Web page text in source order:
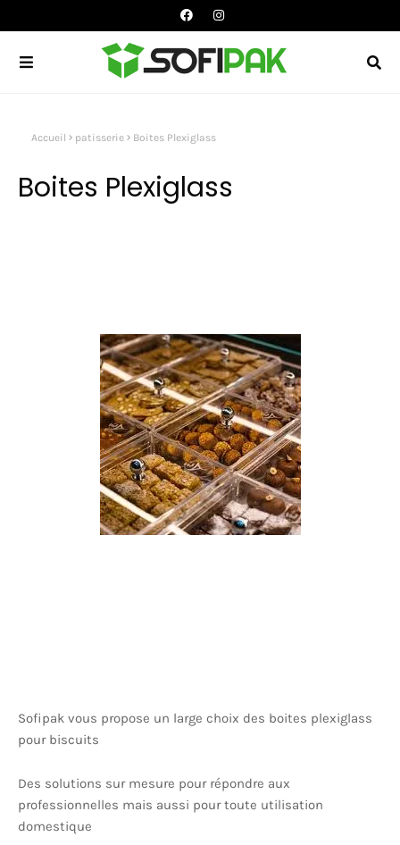
Accueil patisserie Boites Plexiglass
Boites Plexiglass
Sofipak vous propose un large choix des boites plexiglass
pour biscuits
Des solutions sur mesure pour répondre aux
professionnelles mais aussi pour toute utilisation
domestique